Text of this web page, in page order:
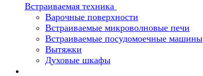
Встраиваемая техника
Варочные поверхности
Встраиваемые микроволновые печи
Встраиваемые посудомоечные машины
Вытяжки
Духовые шкафы